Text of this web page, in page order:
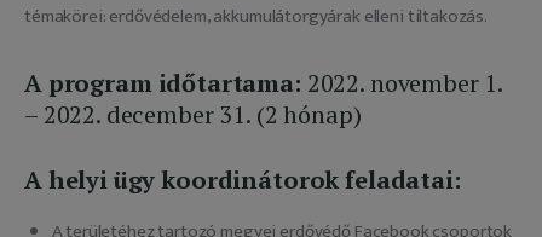
témakörei: erdővédelem, akkumulátorgyárak elleni tiltakozás.
A program időtartama: 2022. november 1.
– 2022. december 31. (2 hónap)
A helyi ügy koordinátorok feladatai: